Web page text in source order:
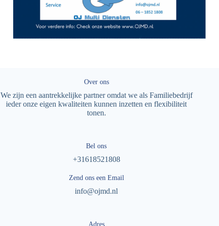
Over ons
We zijn een aantrekkelijke partner omdat we als Familiebedrijf
ieder onze eigen kwaliteiten kunnen inzetten en flexibiliteit
tonen.
Bel ons
+31618521808
Zend ons een Email
info@ojmd.nl
Adres